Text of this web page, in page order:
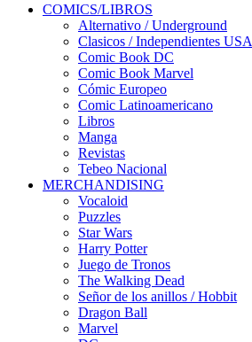
COMICS/LIBROS
Alternativo / Underground
Clasicos / Independientes USA
Comic Book DC
Comic Book Marvel
Cómic Europeo
Comic Latinoamericano
Libros
Manga
Revistas
Tebeo Nacional
MERCHANDISING
Vocaloid
Puzzles
Star Wars
Harry Potter
Juego de Tronos
The Walking Dead
Señor de los anillos / Hobbit
Dragon Ball
Marvel